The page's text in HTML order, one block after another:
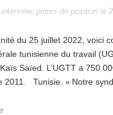
interview, prises de position le
du 25 juillet 2022, voici
tunisienne du travail
Saïed. L’UGTT a 750
2011. Tunisie. « Notre